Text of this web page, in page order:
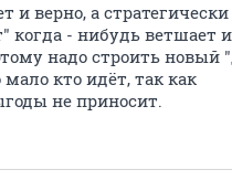
и верно, а стратегически
- нибудь ветшает и
надо строить новый
кто идёт, так как
не приносит.